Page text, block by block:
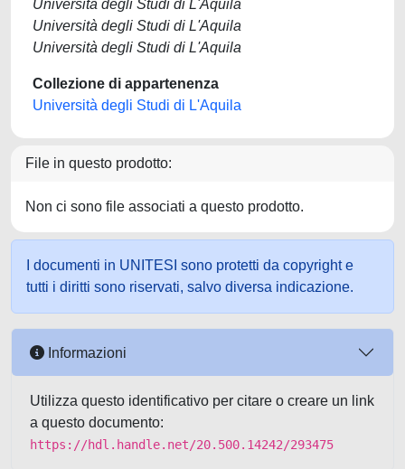
Università degli Studi di L'Aquila
Università degli Studi di L'Aquila
Università degli Studi di L'Aquila
Collezione di appartenenza
Università degli Studi di L'Aquila
File in questo prodotto:
Non ci sono file associati a questo prodotto.
I documenti in UNITESI sono protetti da copyright e
tutti i diritti sono riservati, salvo diversa indicazione.
Informazioni
Utilizza questo identificativo per citare o creare un link
a questo documento:
https://hdl.handle.net/20.500.14242/293475